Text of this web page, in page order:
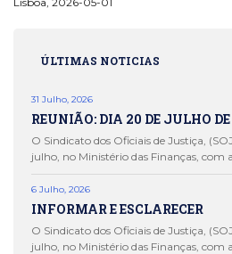
ÚLTIMAS NOTICIAS
31 Julho, 2026
REUNIÃO: DIA 20 DE JULHO
O Sindicato dos Oficiais de Justiça,
julho, no Ministério das Finanças, com
6 Julho, 2026
INFORMAR E ESCLARECER
O Sindicato dos Oficiais de Justiça,
julho, no Ministério das Finanças, com